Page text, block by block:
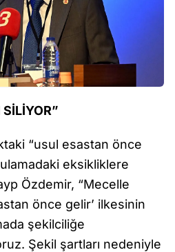
“usul esastan önce
eksikliklere
Özdemir, “Mecelle
önce gelir’ ilkesinin
şekilciliğe
Şekil şartları nedeniyle